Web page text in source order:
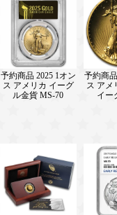
予約商品 2025 1オン
ス アメリカ イーグ
ル金貨 MS-70
予約商
ス アメ
イー